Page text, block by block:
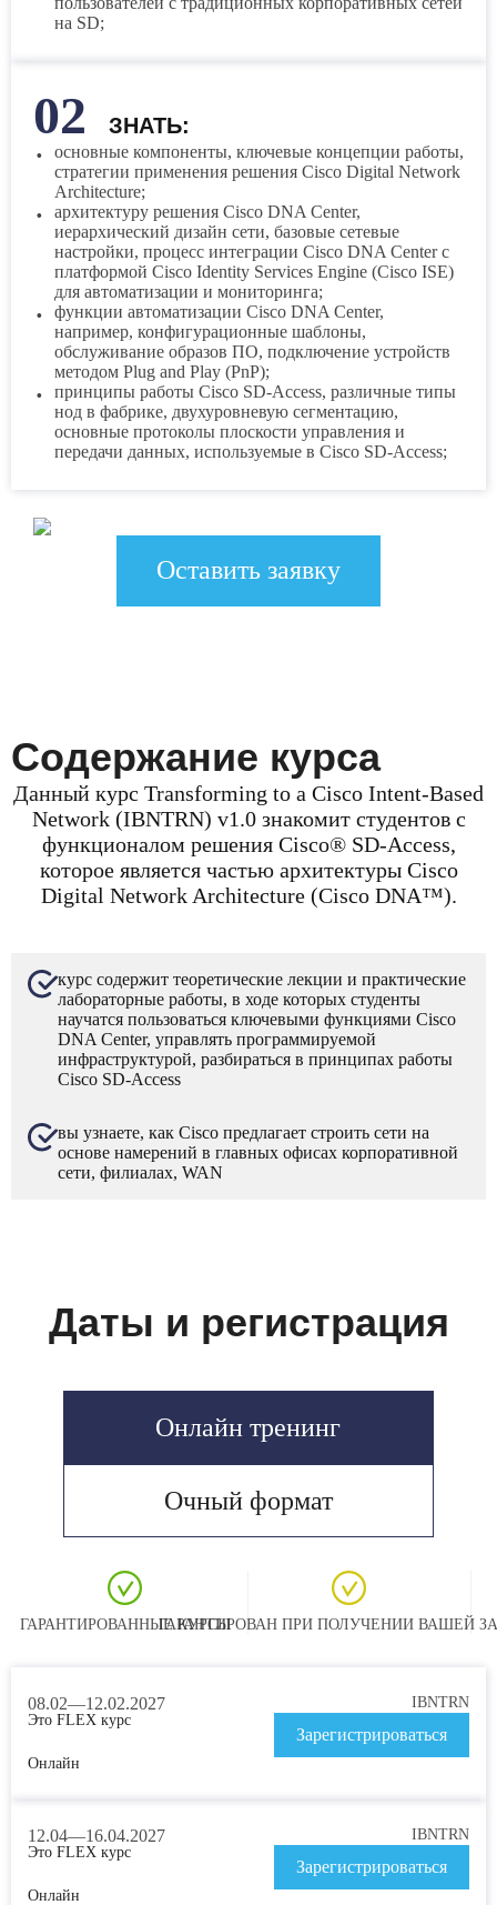
на SD;
ЗНАТЬ:
основные компоненты, ключевые концепции работы,
стратегии применения решения Cisco Digital Network
Architecture;
архитектуру решения Cisco DNA Center,
иерархический дизайн сети, базовые сетевые
настройки, процесс интеграции Cisco DNA Center с
платформой Cisco Identity Services Engine (Cisco ISE)
для автоматизации и мониторинга;
функции автоматизации Cisco DNA Center,
например, конфигурационные шаблоны,
обслуживание образов ПО, подключение устройств
методом Plug and Play (PnP);
принципы работы Cisco SD-Access, различные типы
нод в фабрике, двухуровневую сегментацию,
основные протоколы плоскости управления и
передачи данных, используемые в Cisco SD-Access;
Оставить заявку
Содержание курса
Данный курс Transforming to a Cisco Intent-Based
Network (IBNTRN) v1.0 знакомит студентов с
функционалом решения Cisco® SD-Access,
которое является частью архитектуры Cisco
Digital Network Architecture (Cisco DNA™).
курс содержит теоретические лекции и практические
лабораторные работы, в ходе которых студенты
научатся пользоваться ключевыми функциями Cisco
DNA Center, управлять программируемой
инфраструктурой, разбираться в принципах работы
Cisco SD-Access
вы узнаете, как Cisco предлагает строить сети на
основе намерений в главных офисах корпоративной
сети, филиалах, WAN
Даты и регистрация
Онлайн тренинг
Очный формат
ГАРАНТИРОВАННЫЕ КУРСЫГАРАНТИРОВАН ПРИ ПОЛУЧЕНИИ ВАШЕЙ
08.02—12.02.2027
IBNTRN
Это FLEX курс
Онлайн
Зарегистрироваться
12.04—16.04.2027
IBNTRN
Это FLEX курс
Онлайн
Зарегистрироваться